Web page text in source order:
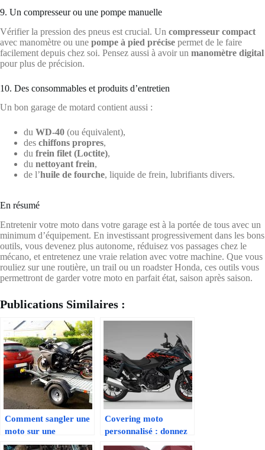
9. Un compresseur ou une pompe manuelle
Vérifier la pression des pneus est crucial. Un compresseur compact
avec manomètre ou une pompe à pied précise permet de le faire
facilement depuis chez soi. Pensez aussi à avoir un manomètre digital
pour plus de précision.
10. Des consommables et produits d’entretien
Un bon garage de motard contient aussi :
du WD-40 (ou équivalent),
des chiffons propres,
du frein filet (Loctite),
du nettoyant frein,
de l’huile de fourche, liquide de frein, lubrifiants divers.
En résumé
Entretenir votre moto dans votre garage est à la portée de tous avec un
minimum d’équipement. En investissant progressivement dans les bons
outils, vous devenez plus autonome, réduisez vos passages chez le
mécano, et entretenez une vraie relation avec votre machine. Que vous
rouliez sur une routière, un trail ou un roadster Honda, ces outils vous
permettront de garder votre moto en parfait état, saison après saison.
Publications Similaires :
Comment sangler une
moto sur une
remorque en toute
Covering moto
personnalisé : donnez
du style à votre deux-